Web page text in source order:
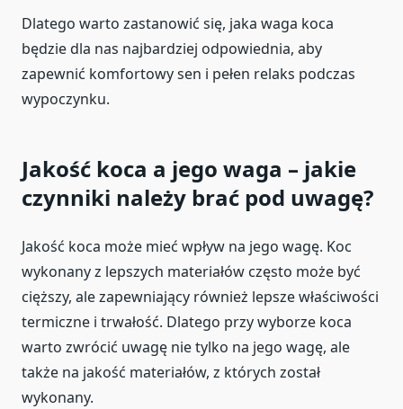
Dlatego warto zastanowić się, jaka waga koca
będzie dla nas najbardziej odpowiednia, aby
zapewnić komfortowy sen i pełen relaks podczas
wypoczynku.
Jakość koca a jego waga – jakie
czynniki należy brać pod uwagę?
Jakość koca może mieć wpływ na jego wagę. Koc
wykonany z lepszych materiałów często może być
cięższy, ale zapewniający również lepsze właściwości
termiczne i trwałość. Dlatego przy wyborze koca
warto zwrócić uwagę nie tylko na jego wagę, ale
także na jakość materiałów, z których został
wykonany.